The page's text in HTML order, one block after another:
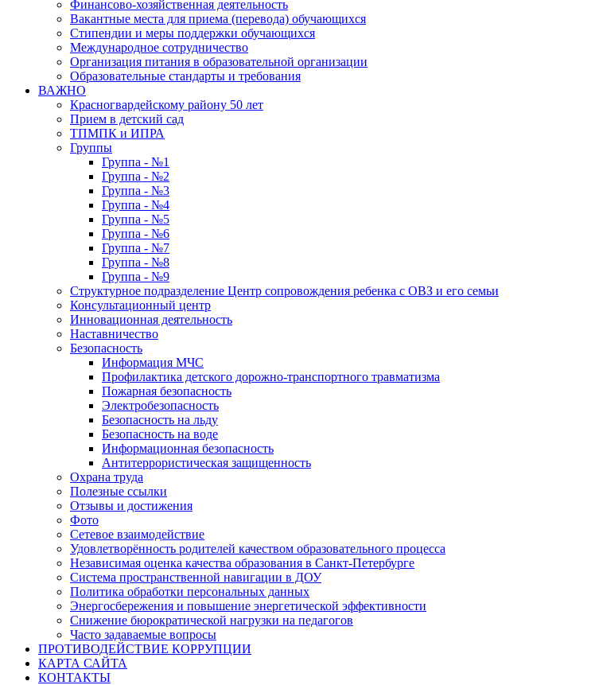
Финансово-хозяйственная деятельность
Вакантные места для приема (перевода) обучающихся
Стипендии и меры поддержки обучающихся
Международное сотрудничество
Организация питания в образовательной организации
Образовательные стандарты и требования
ВАЖНО
Красногвардейскому району 50 лет
Прием в детский сад
ТПМПК и ИПРА
Группы
Группа - №1
Группа - №2
Группа - №3
Группа - №4
Группа - №5
Группа - №6
Группа - №7
Группа - №8
Группа - №9
Структурное подразделение Центр сопровождения ребенка с ОВЗ и его семьи
Консультационный центр
Инновационная деятельность
Наставничество
Безопасность
Информация МЧС
Профилактика детского дорожно-транспортного травматизма
Пожарная безопасность
Электробезопасность
Безопасность на льду
Безопасность на воде
Информационная безопасность
Антитеррористическая защищенность
Охрана труда
Полезные ссылки
Отзывы и достижения
Фото
Сетевое взаимодействие
Удовлетворённость родителей качеством образовательного процесса
Независимая оценка качества образования в Санкт-Петербурге
Система пространственной навигации в ДОУ
Политика обработки персональных данных
Энергосбережения и повышение энергетической эффективности
Снижение бюрократической нагрузки на педагогов
Часто задаваемые вопросы
ПРОТИВОДЕЙСТВИЕ КОРРУПЦИИ
КАРТА САЙТА
КОНТАКТЫ